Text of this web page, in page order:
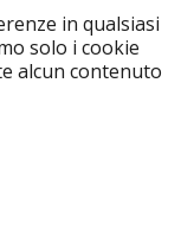
legaliin qualsiasi
solo i cookie
alcun contenuto